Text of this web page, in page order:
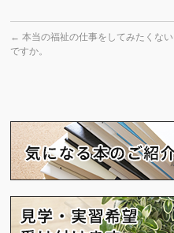
← 本当の福祉の仕事をしてみたくない
ですか。